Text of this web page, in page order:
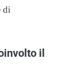
di
il